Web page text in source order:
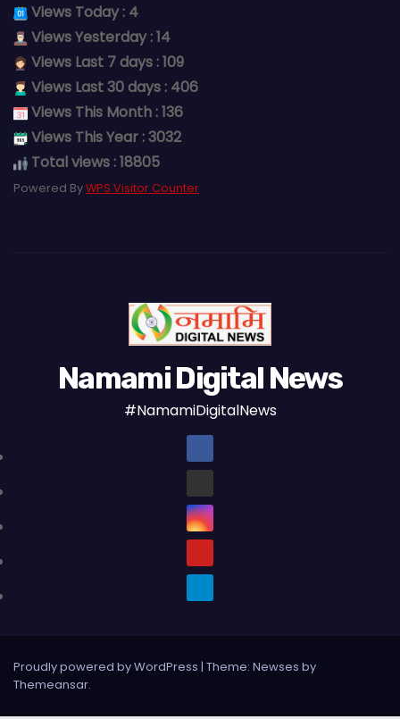
Views Today : 4
Views Yesterday : 14
Views Last 7 days : 109
Views Last 30 days : 406
Views This Month : 136
Views This Year : 3032
Total views : 18805
Powered ByWPS Visitor Counter
Namami Digital News
#NamamiDigitalNews
Proudly powered by WordPress | Theme: Newses by
Themeansar.